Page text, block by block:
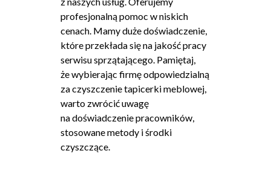
profesjonalną pomoc w niskich
cenach. Mamy duże doświadczenie,
które przekłada się na jakość pracy
serwisu sprzątającego. Pamiętaj,
że wybierając firmę odpowiedzialną
za czyszczenie tapicerki meblowej,
warto zwrócić uwagę
na doświadczenie pracowników,
stosowane metody i środki
czyszczące.